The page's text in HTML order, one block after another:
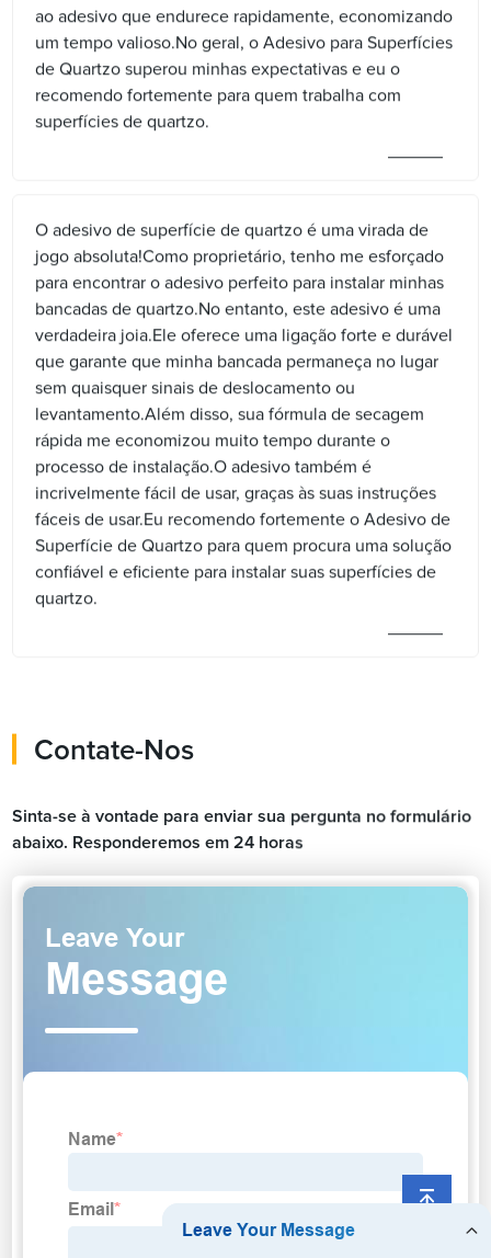
ao adesivo que endurece rapidamente, economizando
um tempo valioso.No geral, o Adesivo para Superfícies
de Quartzo superou minhas expectativas e eu o
recomendo fortemente para quem trabalha com
superfícies de quartzo.
O adesivo de superfície de quartzo é uma virada de
jogo absoluta!Como proprietário, tenho me esforçado
para encontrar o adesivo perfeito para instalar minhas
bancadas de quartzo.No entanto, este adesivo é uma
verdadeira joia.Ele oferece uma ligação forte e durável
que garante que minha bancada permaneça no lugar
sem quaisquer sinais de deslocamento ou
levantamento.Além disso, sua fórmula de secagem
rápida me economizou muito tempo durante o
processo de instalação.O adesivo também é
incrivelmente fácil de usar, graças às suas instruções
fáceis de usar.Eu recomendo fortemente o Adesivo de
Superfície de Quartzo para quem procura uma solução
confiável e eficiente para instalar suas superfícies de
quartzo.
Contate-Nos
Sinta-se à vontade para enviar sua pergunta no formulário
abaixo. Responderemos em 24 horas